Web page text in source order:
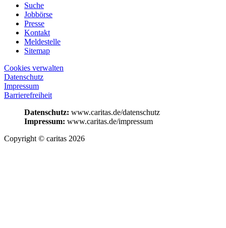
Suche
Jobbörse
Presse
Kontakt
Meldestelle
Sitemap
Cookies verwalten
Datenschutz
Impressum
Barrierefreiheit
Datenschutz: www.caritas.de/datenschutz
Impressum: www.caritas.de/impressum
Copyright © caritas 2026